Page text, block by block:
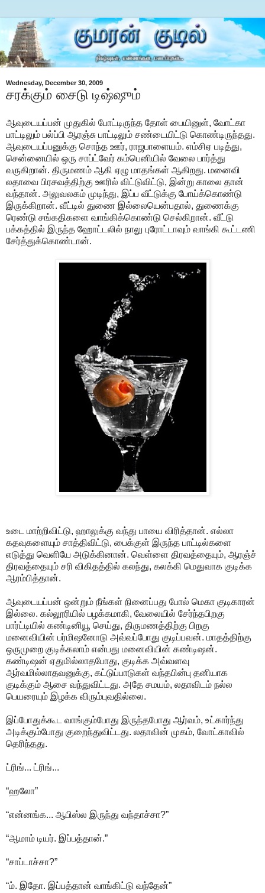
Wednesday, December 30, 2009
சரக்கும் சைடு டிஷ்ஷும்
ஆவுடையப்பன் முதுகில் போட்டிருந்த தோள் பையினுள், வோட்கா
பாட்டிலும் பல்ப்பி ஆரஞ்சு பாட்டிலும் சண்டையிட்டு கொண்டிருந்தது.
ஆவுடையப்பனுக்கு சொந்த ஊர், ராஜபாளையம். எம்சிஏ படித்து,
சென்னையில் ஒரு சாப்ட்வேர் கம்பெனியில் வேலை பார்த்து
வருகிறான். திருமணம் ஆகி ஏழு மாதங்கள் ஆகிறது. மனைவி
லதாவை பிரசவத்திற்கு ஊரில் விட்டுவிட்டு, இன்று காலை தான்
வந்தான். அலுவலகம் முடிந்து, இப்ப வீட்டுக்கு போய்க்கொண்டு
இருக்கிறான். வீட்டில் துணை இல்லையென்பதால், துணைக்கு
ரெண்டு சங்கதிகளை வாங்கிக்கொண்டு செல்கிறான். வீட்டு
பக்கத்தில் இருந்த ஹோட்டலில் நாலு புரோட்டாவும் வாங்கி கூட்டணி
சேர்த்துக்கொண்டான்.
உடை மாற்றிவிட்டு, ஹாலுக்கு வந்து பாயை விரித்தான். எல்லா
கதவுகளையும் சாத்திவிட்டு, பைக்குள் இருந்த பாட்டில்களை
எடுத்து வெளியே அடுக்கினான். வெள்ளை திரவத்தையும், ஆரஞ்ச்
திரவத்தையும் சரி விகிதத்தில் கலந்து, கலக்கி மெதுவாக குடிக்க
ஆரம்பித்தான்.
ஆவுடையப்பன் ஒன்றும் நீங்கள் நினைப்பது போல் மெகா குடிகாரன்
இல்லை. கல்லூரியில் பழக்கமாகி, வேலையில் சேர்ந்தபிறகு
பார்ட்டியில் கண்டினியூ செய்து, திருமணத்திற்கு பிறகு
மனைவியின் பர்மிஷனோடு அவ்வப்போது குடிப்பவன். மாதத்திற்கு
ஒருமுறை குடிக்கலாம் என்பது மனைவியின் கண்டிஷன்.
கண்டிஷன் ஏதுமில்லாதபோது, குடிக்க அவ்வளவு
ஆர்வமில்லாதவனுக்கு, கட்டுப்பாடுகள் வந்தபின்பு தனியாக
குடிக்கும் ஆசை வந்துவிட்டது. அதே சமயம், லதாவிடம் நல்ல
பெயரையும் இழக்க விரும்புவதில்லை.
இப்போதுக்கூட வாங்கும்போது இருந்தபோது ஆர்வம், உட்கார்ந்து
அடிக்கும்போது குறைந்துவிட்டது. லதாவின் முகம், வோட்காவில்
தெரிந்தது.
ட்ரிங்... ட்ரிங்...
“ஹலோ”
“என்னங்க... ஆபிஸ்ல இருந்து வந்தாச்சா?”
“ஆமாம் டியர். இப்பத்தான்.”
“சாப்டாச்சா?”
“ம். இதோ. இப்பத்தான் வாங்கிட்டு வந்தேன்”